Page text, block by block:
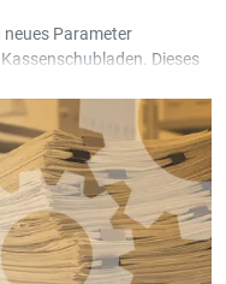
neues Parameter
Dieses
festlegen, dass das
mit in das Trade-in
wird. Das ermöglicht es,
bzw. in der Fakturation